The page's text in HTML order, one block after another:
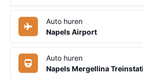
Auto huren
Napels Airport
Auto huren
Napels Mergellina